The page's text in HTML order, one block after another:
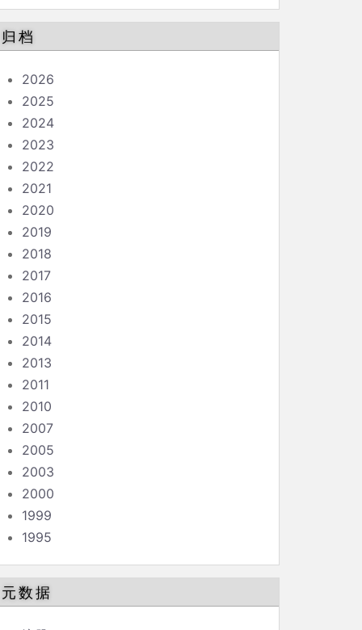
归档
2026
2025
2024
2023
2022
2021
2020
2019
2018
2017
2016
2015
2014
2013
2011
2010
2007
2005
2003
2000
1999
1995
元数据